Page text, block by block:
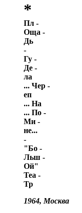
*
Пл -
Оща -
Дь
-
Гу -
Де -
ла
... Чер -
еп
... На
... По -
Ми -
не...
-
"Бо -
Льш -
Ой"
Теа -
Тр
1964, Москва